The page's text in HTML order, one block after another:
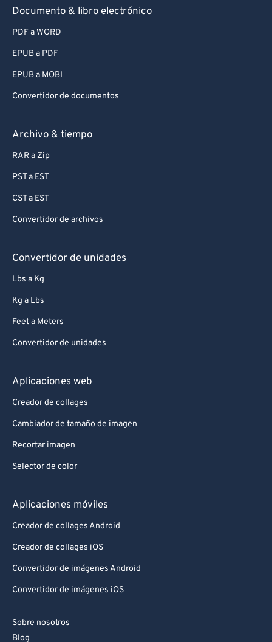
Documento & libro electrónico
PDF a WORD
EPUB a PDF
EPUB a MOBI
Convertidor de documentos
Archivo & tiempo
RAR a Zip
PST a EST
CST a EST
Convertidor de archivos
Convertidor de unidades
Lbs a Kg
Kg a Lbs
Feet a Meters
Convertidor de unidades
Aplicaciones web
Creador de collages
Cambiador de tamaño de imagen
Recortar imagen
Selector de color
Aplicaciones móviles
Creador de collages Android
Creador de collages iOS
Convertidor de imágenes Android
Convertidor de imágenes iOS
Sobre nosotros
Blog